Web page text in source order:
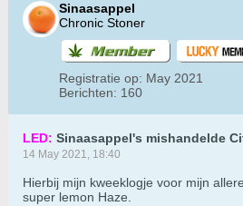
Sinaasappel
Chronic Stoner
Registratie op: May 2021
Berichten: 160
LED: Sinaasappel's mishandelde
14 May 2021, 18:40
Hierbij mijn kweeklogje voor mijn
super lemon Haze.